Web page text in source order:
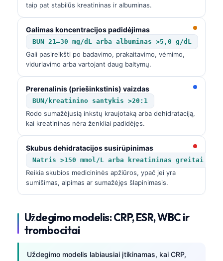
taip pat stabilūs kreatininas ir albuminas.
Galimas koncentracijos padidėjimas
BUN 21–30 mg/dL arba albuminas >5,0 g/dL
Gali pasireikšti po badavimo, prakaitavimo, vėmimo,
viduriavimo arba vartojant daug baltymų.
Prerenalinis (priešinkstinis) vaizdas
BUN/kreatinino santykis >20:1
Rodo sumažėjusią inkstų kraujotaką arba dehidrataciją,
kai kreatininas nėra ženkliai padidėjęs.
Skubus dehidratacijos susirūpinimas
Natris >150 mmol/L arba kreatininas greitai kyla
Reikia skubios medicininės apžiūros, ypač jei yra
sumišimas, alpimas ar sumažėjęs šlapinimasis.
Uždegimo modelis: CRP, ESR, WBC ir
trombocitai
Uždegimo modelis labiausiai įtikinamas, kai CRP,